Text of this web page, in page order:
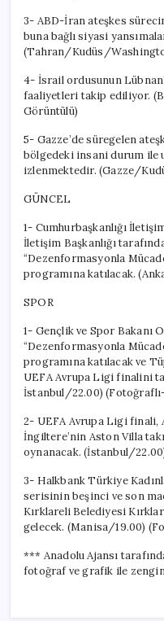
3- ABD-İran ateşkes
buna bağlı siyasi
(Tahran/Kudüs/
4- İsrail ordusunun
faaliyetleri takip ediliyor.
Görüntülü)
5- Gazze’de süregelen
bölgedeki insani durum ile
izlenmektedir. (Gazze/
GÜNCEL
1- Cumhurbaşkanlığı
İletişim Başkanlığı
“Dezenformasyonla
programına katılacak.
SPOR
1- Gençlik ve Spor Bakanı
“Dezenformasyonla
programına katılacak ve
UEFA Avrupa Ligi finalini
İstanbul/22.00)
2- UEFA Avrupa Ligi finali,
İngiltere’nin Aston Villa
oynanacak. (İstanbul/
3- Halkbank Türkiye
serisinin beşinci ve son
Kırklareli Belediyesi
gelecek. (Manisa/19.00)
*** Anadolu Ajansı
fotoğraf ve grafik ile